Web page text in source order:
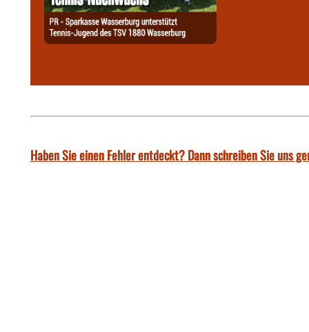
Haben Sie einen Fehler entdeckt? Dann schreiben Sie uns